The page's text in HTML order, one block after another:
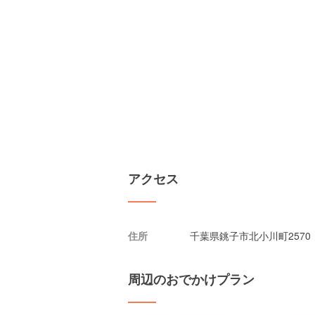
アクセス
住所 千葉県銚子市北小川町2570
周辺のおでかけプラン